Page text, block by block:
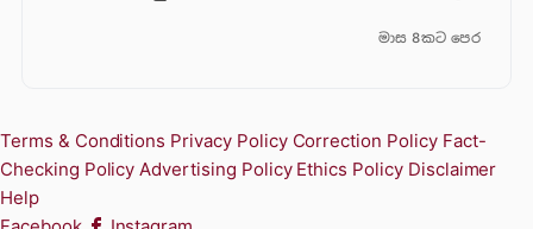
මාස 8කට පෙර
Terms & Conditions Privacy Policy Correction Policy Fact-
Checking Policy Advertising Policy Ethics Policy Disclaimer
Help